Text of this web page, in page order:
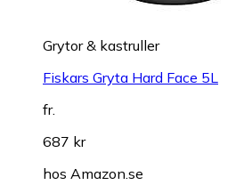
Grytor & kastruller
Fiskars Gryta Hard Face 5L
fr.
687 kr
hos Amazon.se